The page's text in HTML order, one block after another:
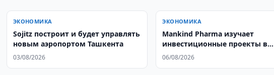
ЭКОНОМИКА
Sojitz построит и будет управлять
новым аэропортом Ташкента
03/08/2026
ЭКОНОМИКА
Mankind Pharma изучает
инвестиционные проекты в
Узбекистане
06/08/2026